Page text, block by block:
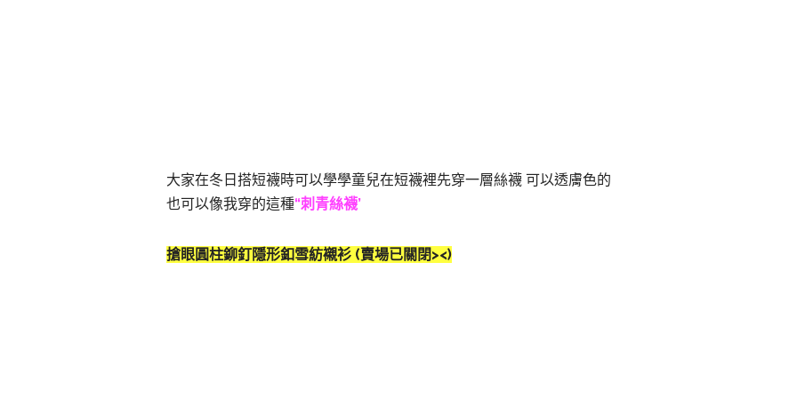
大家在冬日搭短襪時可以學學童兒在短襪裡先穿一層絲襪 可以透膚色的
也可以像我穿的這種“刺青絲襪’
搶眼圓柱鉚釘隱形釦雪紡襯衫 (賣場已關閉><)